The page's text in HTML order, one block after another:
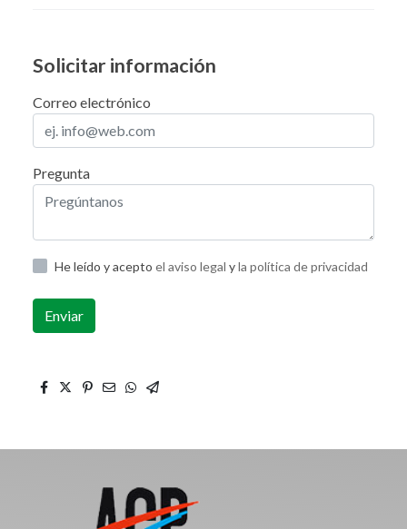
Solicitar información
Correo electrónico
Pregunta
He leído y acepto el aviso legal yla política de privacidad
Enviar